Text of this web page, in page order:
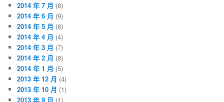
2014 年 7 月 (8)
2014 年 6 月 (9)
2014 年 5 月 (8)
2014 年 4 月 (4)
2014 年 3 月 (7)
2014 年 2 月 (8)
2014 年 1 月 (5)
2013 年 12 月 (4)
2013 年 10 月 (1)
2013 年 9 月 (1)